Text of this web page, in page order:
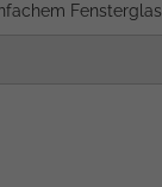
Fensterglas.